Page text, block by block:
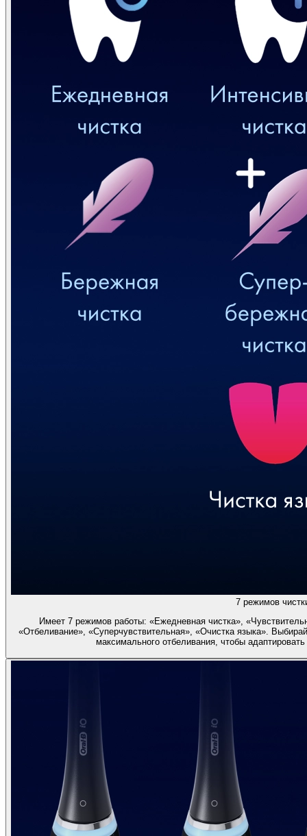
7 режимов
Имеет 7 режимов работы: «Ежедневная чистка»,
«Отбеливание», «Суперчувствительная», «Очистка языка».
максимального отбеливания, чтобы